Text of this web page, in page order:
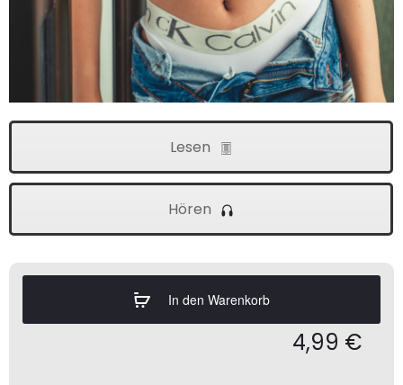
Lesen
Hören
In den Warenkorb
4,99 €